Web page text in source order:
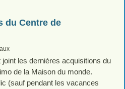
du Centre de
les dernières acquisitions du
de la Maison du monde.
(sauf pendant les vacances